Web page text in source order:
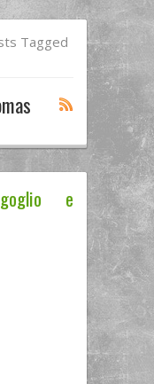
Tagged
e